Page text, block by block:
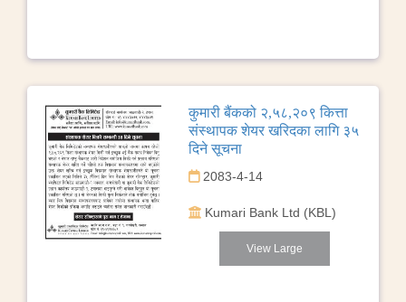
कुमारी बैंकको २,५८,२०९ कित्ता
संस्थापक शेयर खरिदका लागि ३५
दिने सूचना
2083-4-14
Kumari Bank Ltd (KBL)
View Large